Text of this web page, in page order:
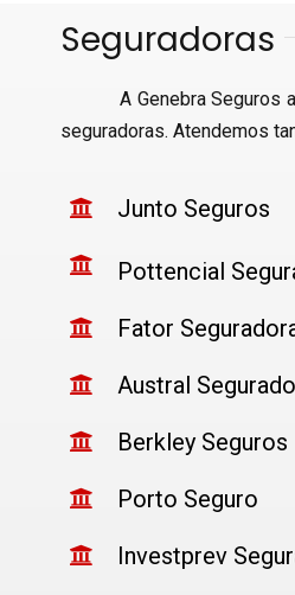
Seguradoras
A Genebra Seguros
seguradoras. Atendemos
Junto Seguros
Pottencial
Fator
Austral
Berkley Seguros
Porto Seguro
Investprev